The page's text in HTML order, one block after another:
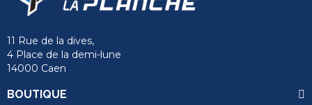
11 Rue de la dives,
4 Place de la demi-lune
14000 Caen
BOUTIQUE